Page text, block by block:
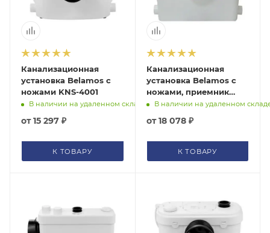
Канализационная
установка Belamos с
ножами KNS-4001
В наличии на удаленном складе
от15 297 ₽
К ТОВАРУ
Канализационная
установка Belamos с
ножами, приемник
нержавейка KNS-6001
В наличии на удаленном
от18 078 ₽
К ТОВАРУ